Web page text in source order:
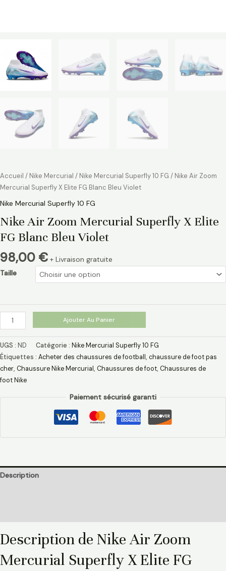
Accueil / Nike Mercurial / Nike Mercurial Superfly 10 FG / Nike Air Zoom
Mercurial Superfly X Elite FG Blanc Bleu Violet
Nike Mercurial Superfly 10 FG
Nike Air Zoom Mercurial Superfly X Elite
FG Blanc Bleu Violet
98,00 € + Livraison gratuite
Taille
Ajouter Au Panier
UGS : ND Catégorie : Nike Mercurial Superfly 10 FG
Étiquettes : Acheter des chaussures de football , chaussure de foot pas
cher​, Chaussure Nike Mercurial​ , Chaussures de foot, Chaussures de
foot Nike
Paiement sécurisé garanti
Description
Description de Nike Air Zoom
Mercurial Superfly X Elite FG